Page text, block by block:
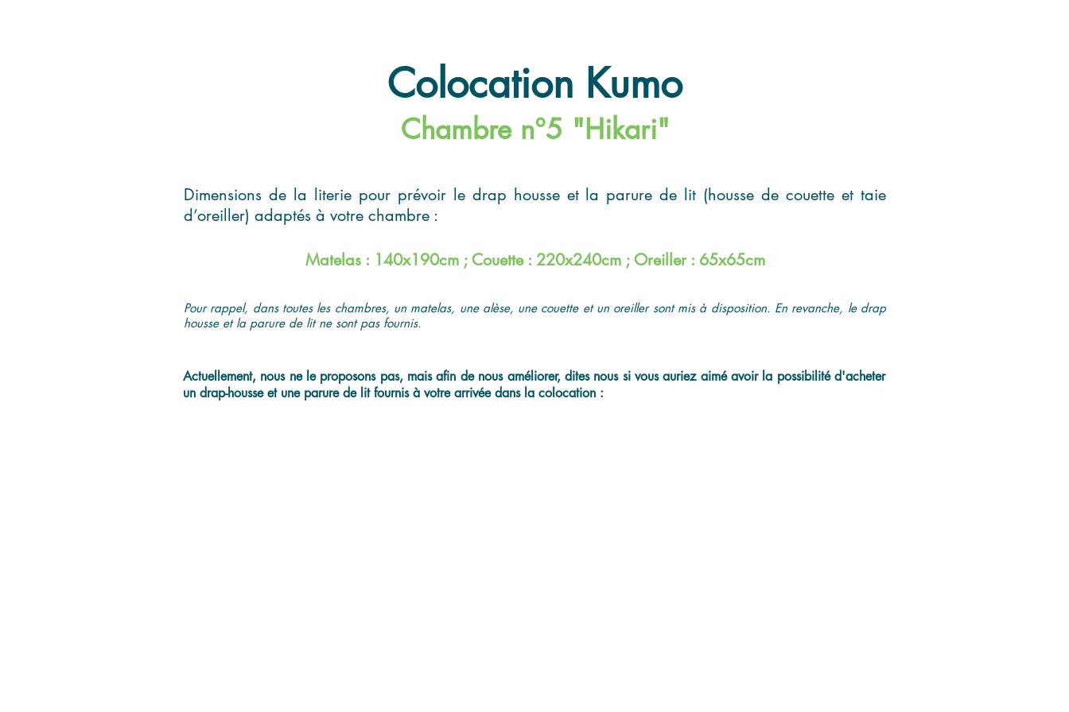
Colocation Kumo
Chambre n°5 "Hikari"
Dimensions de la literie pour prévoir le drap housse et la parure de lit (housse de couette et taie
d’oreiller) adaptés à votre chambre :
Matelas : 140x190cm ; Couette : 220x240cm ; Oreiller : 65x65cm
Pour rappel, dans toutes les chambres, un matelas, une alèse, une couette et un oreiller sont mis à disposition. En revanche, le drap
housse et la parure de lit ne sont pas fournis.
Actuellement, nous ne le proposons pas, mais afin de nous améliorer, dites nous si vous auriez aimé avoir la possibilité d'acheter
un drap-housse et une parure de lit fournis à votre arrivée dans la colocation :